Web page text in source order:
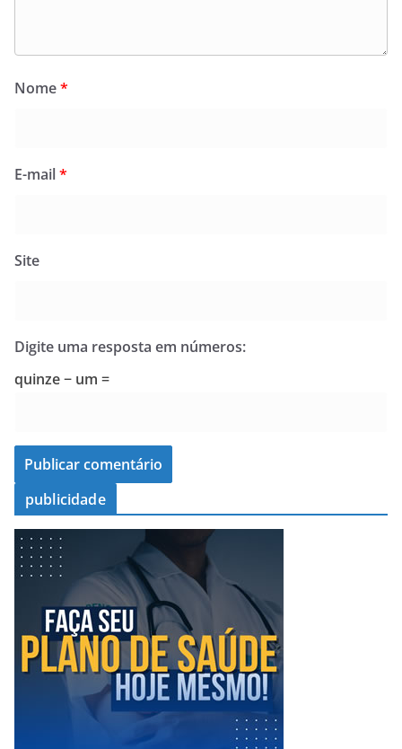
Nome*
E-mail*
Site
Digite uma resposta em números:
quinze − um =
publicidade